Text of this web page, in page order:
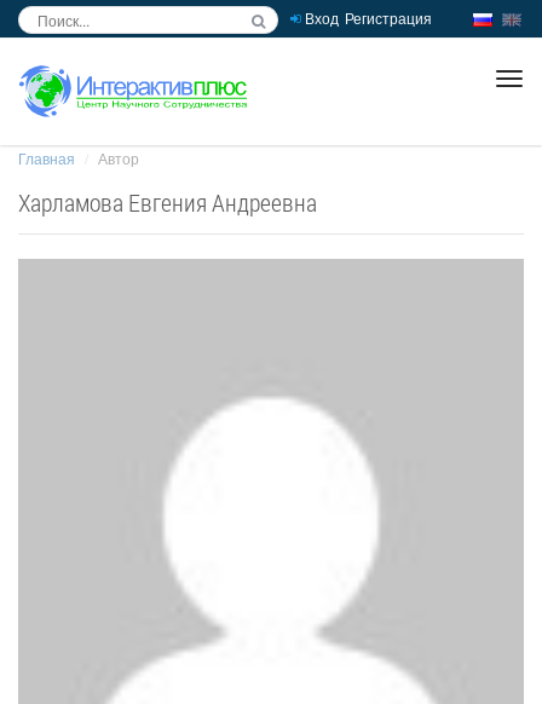
Вход Регистрация
Главная Автор
Харламова Евгения Андреевна